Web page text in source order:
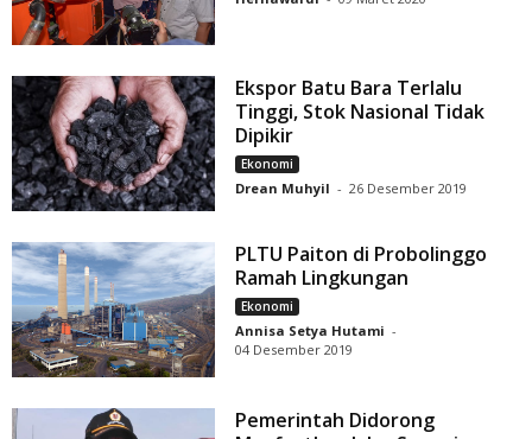
Ekspor Batu Bara Terlalu
Tinggi, Stok Nasional Tidak
Dipikir
Ekonomi
Drean Muhyil - 26 Desember 2019
PLTU Paiton di Probolinggo
Ramah Lingkungan
Ekonomi
Annisa Setya Hutami -
04 Desember 2019
Pemerintah Didorong